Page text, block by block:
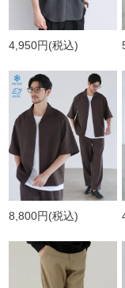
4,950円(税込)
8,800円(税込)